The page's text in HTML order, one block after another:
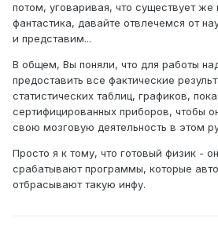
потом, уговаривая, что существует же
фантастика, давайте отвлечемся от
и представим...
В общем, Вы поняли, что для работы
предоставить все фактические
статистических таблиц, графиков,
сертифицированных приборов, чтобы
свою мозговую деятельность в этом
Просто я к тому, что готовый физик -
срабатывают программы, которые
отбрасывают такую инфу.